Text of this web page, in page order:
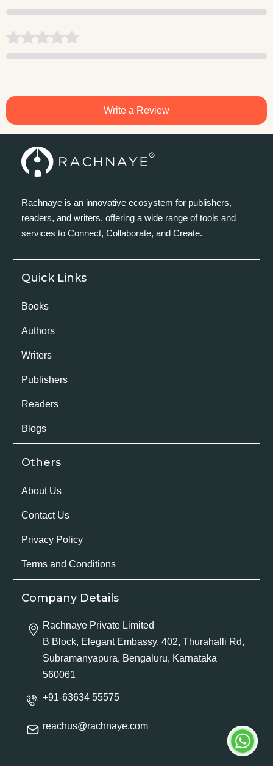
Write a Review
Rachnaye is an innovative ecosystem for publishers,
readers, and writers, offering a wide range of tools and
services to Connect, Collaborate, and Create.
Quick Links
Books
Authors
Writers
Publishers
Readers
Blogs
Others
About Us
Contact Us
Privacy Policy
Terms and Conditions
Company Details
Rachnaye Private Limited
B Block, Elegant Embassy, 402, Thurahalli Rd,
Subramanyapura, Bengaluru, Karnataka
560061
+91-63634 55575
reachus@rachnaye.com